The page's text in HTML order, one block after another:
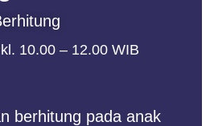
10.00 – 12.00 WIB
berhitung pada anak